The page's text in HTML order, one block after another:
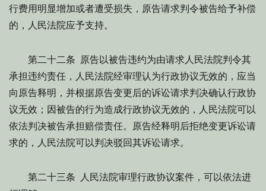
行费用明显增加或者遭受损失，原告请求判令被告给予补偿
的，人民法院应予支持。
第二十二条 原告以被告违约为由请求人民法院判令其
承担违约责任，人民法院经审理认为行政协议无效的，应当
向原告释明，并根据原告变更后的诉讼请求判决确认行政协
议无效；因被告的行为造成行政协议无效的，人民法院可以
依法判决被告承担赔偿责任。原告经释明后拒绝变更诉讼请
求的，人民法院可以判决驳回其诉讼请求。
第二十三条 人民法院审理行政协议案件，可以依法进